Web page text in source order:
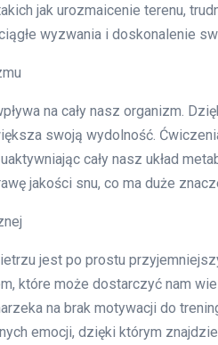
jak urozmaicenie terenu,
wyzwania i doskonalenie
na cały nasz organizm.
swoją wydolność.
cały nasz układ
jakości snu, co ma duże
jest po prostu
które może dostarczyć nam
na brak motywacji do
emocji, dzięki którym